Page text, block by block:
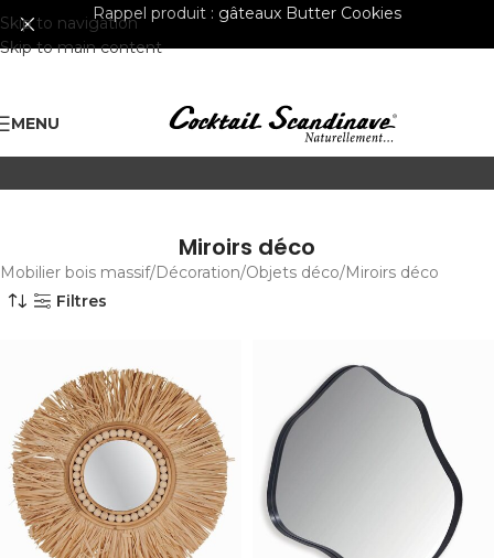
Skip to navigation
Skip to main content
Rappel produit : gâteaux Butter Cookies
MENU
Miroirs déco
Mobilier bois massif Décoration Objets déco Miroirs déco
Filtres